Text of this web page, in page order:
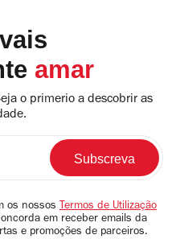
amar
o primerio a descobrir as
os nossos Termos de Utilização
em receber emails da
e promoções de parceiros.